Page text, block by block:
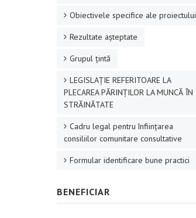
Obiectivele specifice ale proiectului
Rezultate aşteptate
Grupul ţintă
LEGISLAȚIE REFERITOARE LA
PLECAREA PĂRINȚILOR LA MUNCĂ ÎN
STRĂINĂTATE
Cadru legal pentru înființarea
consiliilor comunitare consultative
Formular identificare bune practici
BENEFICIAR